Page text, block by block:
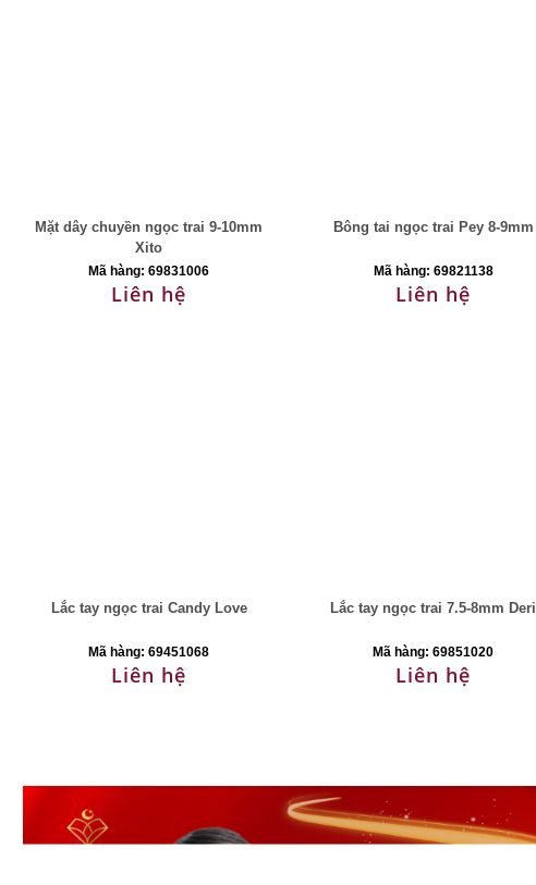
Mặt dây chuyền ngọc trai 9-10mm
Xito
Mã hàng: 69831006
Liên hệ
Bông tai ngọc trai Pey 8-9mm
Mã hàng: 69821138
Liên hệ
Lắc tay ngọc trai Candy Love
Mã hàng: 69451068
Liên hệ
Lắc tay ngọc trai 7.5-8mm Deri
Mã hàng: 69851020
Liên hệ